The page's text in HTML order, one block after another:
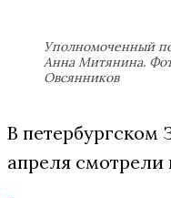
Уполномоченный
Анна Митянина.
Овсянников
В петербургском
апреля